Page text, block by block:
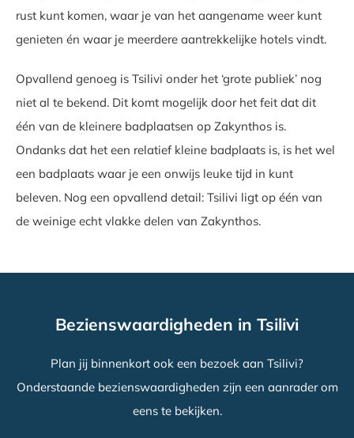
rust kunt komen, waar je van het aangename weer kunt
genieten én waar je meerdere aantrekkelijke hotels vindt.
Opvallend genoeg is Tsilivi onder het ‘grote publiek’ nog
niet al te bekend. Dit komt mogelijk door het feit dat dit
één van de kleinere badplaatsen op Zakynthos is.
Ondanks dat het een relatief kleine badplaats is, is het wel
een badplaats waar je een onwijs leuke tijd in kunt
beleven. Nog een opvallend detail: Tsilivi ligt op één van
de weinige echt vlakke delen van Zakynthos.
Bezienswaardigheden in Tsilivi
Plan jij binnenkort ook een bezoek aan Tsilivi?
Onderstaande bezienswaardigheden zijn een aanrader om
eens te bekijken.